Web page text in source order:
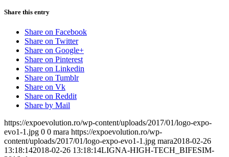
Share this entry
Share on Facebook
Share on Twitter
Share on Google+
Share on Pinterest
Share on Linkedin
Share on Tumblr
Share on Vk
Share on Reddit
Share by Mail
https://expoevolution.ro/wp-content/uploads/2017/01/logo-expo-
evo1-1.jpg 0 0 mara https://expoevolution.ro/wp-
content/uploads/2017/01/logo-expo-evo1-1.jpg mara2018-02-26
13:18:142018-02-26 13:18:14LIGNA-HIGH-TECH_BIFESIM-